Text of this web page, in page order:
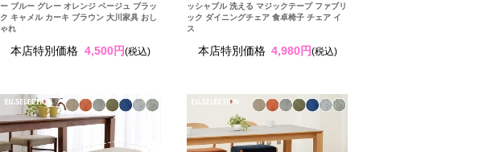
ー ブルー グレー オレンジ ベージュ ブラッ
ク キャメル カーキ ブラウン 大川家具 おし
ゃれ
本店特別価格 4,500円(税込)
ッシャブル 洗える マジックテープ ファブリ
ック ダイニングチェア 食卓椅子 チェア イ
ス
本店特別価格 4,980円(税込)